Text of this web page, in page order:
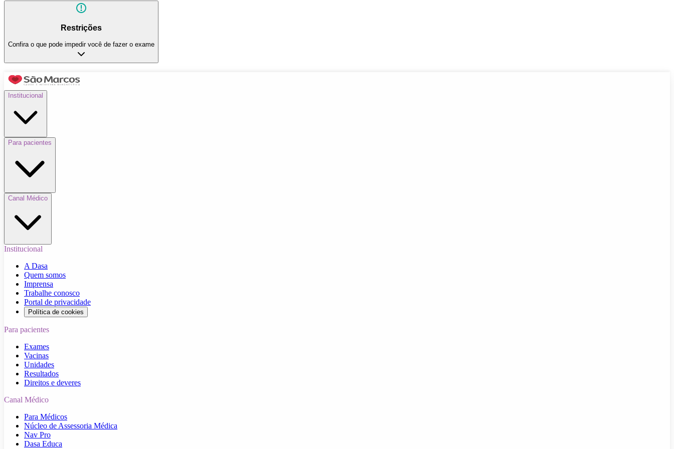
Restrições
Confira o que pode impedir você de fazer o exame
Institucional
Para pacientes
Canal Médico
Institucional
A Dasa
Quem somos
Imprensa
Trabalhe conosco
Portal de privacidade
Política de cookies
Para pacientes
Exames
Vacinas
Unidades
Resultados
Direitos e deveres
Canal Médico
Para Médicos
Núcleo de Assessoria Médica
Nav Pro
Dasa Educa